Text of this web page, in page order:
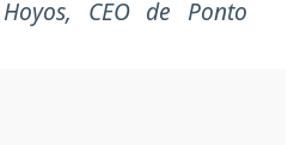
CEO de Ponto